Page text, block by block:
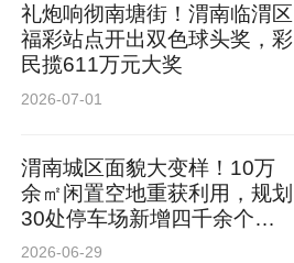
礼炮响彻南塘街！渭南临渭区
福彩站点开出双色球头奖，彩
民揽611万元大奖
2026-07-01
渭南城区面貌大变样！10万
余㎡闲置空地重获利用，规划
30处停车场新增四千余个车
位
2026-06-29